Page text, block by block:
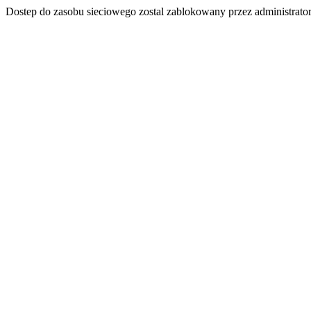
Dostep do zasobu sieciowego zostal zablokowany przez